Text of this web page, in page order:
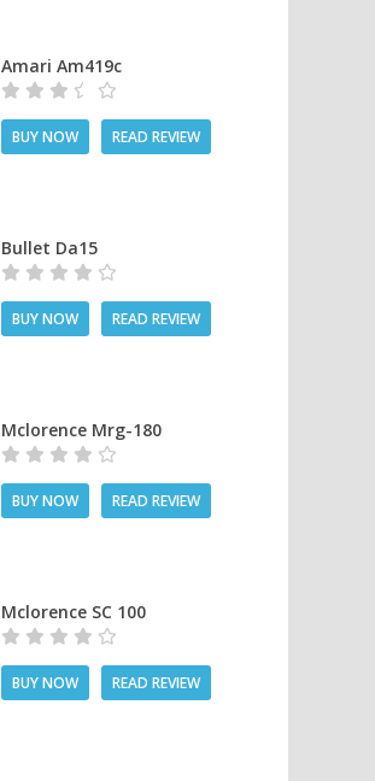
Amari Am419c
BUY NOW READ REVIEW
Bullet Da15
BUY NOW READ REVIEW
Mclorence Mrg-180
BUY NOW READ REVIEW
Mclorence SC 100
BUY NOW READ REVIEW